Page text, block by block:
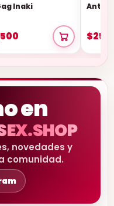
Inaki
en
novedades y
comunidad.